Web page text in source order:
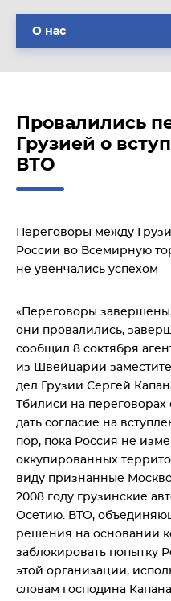
О нас
Провалились
Грузией о
ВТО
Переговоры между
России во Всемирную
не увенчались успехом
«Переговоры
они провалились,
сообщил 8 соктября
из Швейцарии
дел Грузии Сергей
Тбилиси на
дать согласие на
пор, пока Россия не
оккупированных
виду признанные
2008 году грузинские
Осетию. ВТО,
решения на основании
заблокировать попытку
этой организации,
словам господина